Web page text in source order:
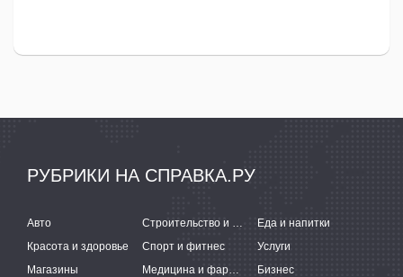
РУБРИКИ НА СПРАВКА.РУ
Авто Строительство и ремонт
Еда и напитки
Красота и здоровье
Спорт и фитнес
Услуги
Магазины
Медицина и фармацевтика
Бизнес